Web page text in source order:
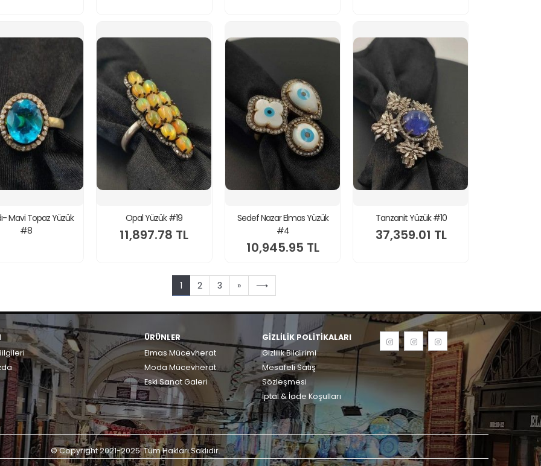
Mavi Topaz Yüzük
#8
Opal Yüzük #19
11,897.78 TL
Sedef Nazar Elmas Yüzük
#4
10,945.95 TL
Tanzanit Yüzük #10
37,359.01 TL
1 2 3 » ⟶
ÜRÜNLER
Elmas Mücevherat
Moda Mücevherat
Eski Sanat Galeri
GIZLILIK POLITIKALARI
Gizlilik Bildirimi
Mesafeli Satış
Sözleşmesi
İptal & İade Koşulları
© Copyright 2021-2025. Tüm Hakları Saklıdır.